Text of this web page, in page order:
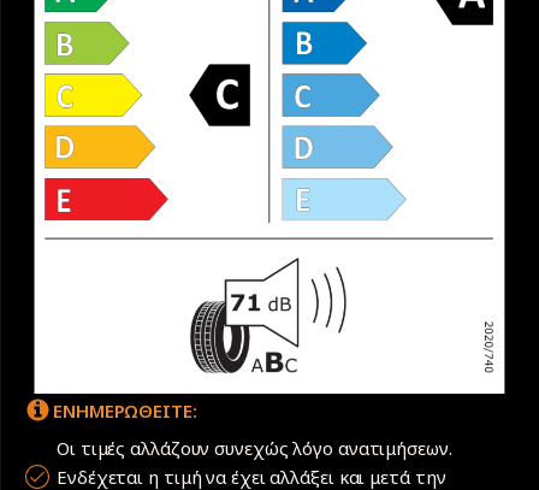
ΕΝΗΜΕΡΩΘΕΙΤΕ:
Οι τιμές αλλάζουν συνεχώς λόγο ανατιμήσεων.
Ενδέχεται η τιμή να έχει αλλάξει και μετά την